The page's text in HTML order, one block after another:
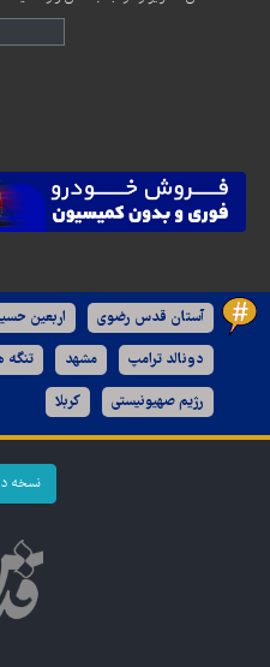
آستان قدس رضوی اربعین
دونالد ترامپ مشهد تنگه
رژیم صهیونیستی کربلا
نسخه